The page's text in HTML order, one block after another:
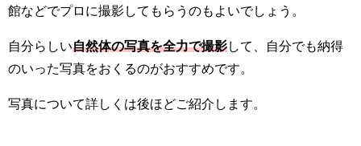
館などでプロに撮影してもらうのもよいでしょう。
自分らしい自然体の写真を全力で撮影して、自分でも納得
のいった写真をおくるのがおすすめです。
写真について詳しくは後ほどご紹介します。